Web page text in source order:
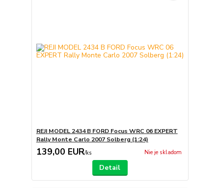
REJI MODEL 2434 B FORD Focus WRC 06 EXPERT
Rally Monte Carlo 2007 Solberg (1:24)
139,00 EUR/ks Nie je skladom
Detail